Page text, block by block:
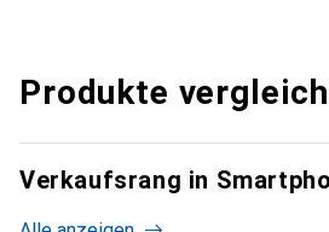
Produkte
Verkaufsrang in